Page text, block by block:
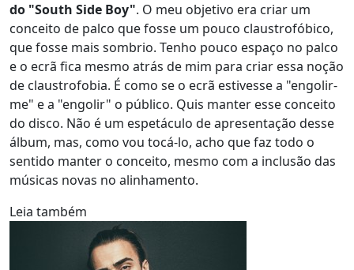
do "South Side Boy". O meu objetivo era criar um
conceito de palco que fosse um pouco claustrofóbico,
que fosse mais sombrio. Tenho pouco espaço no palco
e o ecrã fica mesmo atrás de mim para criar essa noção
de claustrofobia. É como se o ecrã estivesse a "engolir-
me" e a "engolir" o público. Quis manter esse conceito
do disco. Não é um espetáculo de apresentação desse
álbum, mas, como vou tocá-lo, acho que faz todo o
sentido manter o conceito, mesmo com a inclusão das
músicas novas no alinhamento.
Leia também